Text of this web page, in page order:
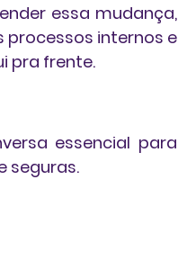
essa mudança,
internos e
pra frente.
essencial para
seguras.